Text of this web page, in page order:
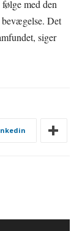
med den
Det
siger